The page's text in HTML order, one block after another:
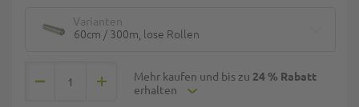
Varianten
60cm / 300m, lose Rollen
Mehr kaufen und bis zu 24 % Rabatt
erhalten